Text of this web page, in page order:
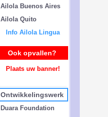
Ailola Buenos Aires
Ailola Quito
Info Ailola Lingua
Ook opvallen?
Plaats uw banner!
Ontwikkelingswerk
Duara Foundation